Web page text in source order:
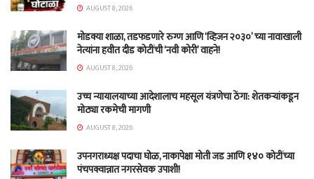
AUGUST 8, 2026
मोडक्या शाळा, तडफडणारे रुग्ण आणि ‘व्हिजन २०३०’ च्या नावाखाली
नेत्यांना हवीत दीड कोटींची ‘नवी कोरी’ वाहने!
AUGUST 8, 2026
उच्च न्यायालयाच्या आदेशालाच महसूल यंत्रणेचा ठेंगा: शेतकऱ्यांकडून
मोठ्या रकमेची मागणी
AUGUST 8, 2026
उपनगराध्यक्ष पदाचा घोळ, नाकापेक्षा मोती जड आणि १४० कोटींच्या
पंचपक्वान्नात नगरसेवक उपाशी!